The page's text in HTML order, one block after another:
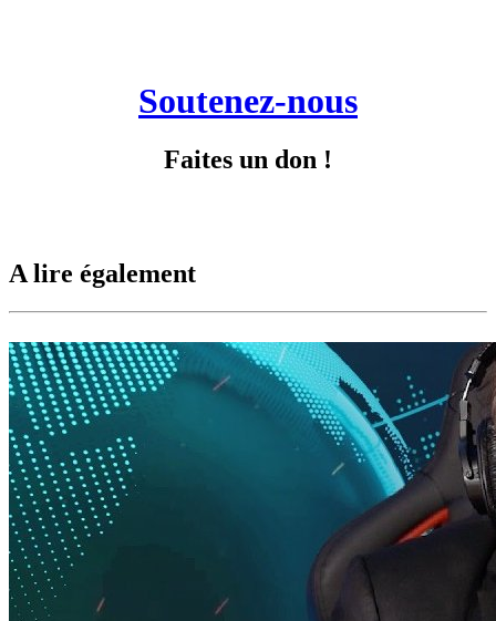
Soutenez-nous
Faites un don !
A lire également